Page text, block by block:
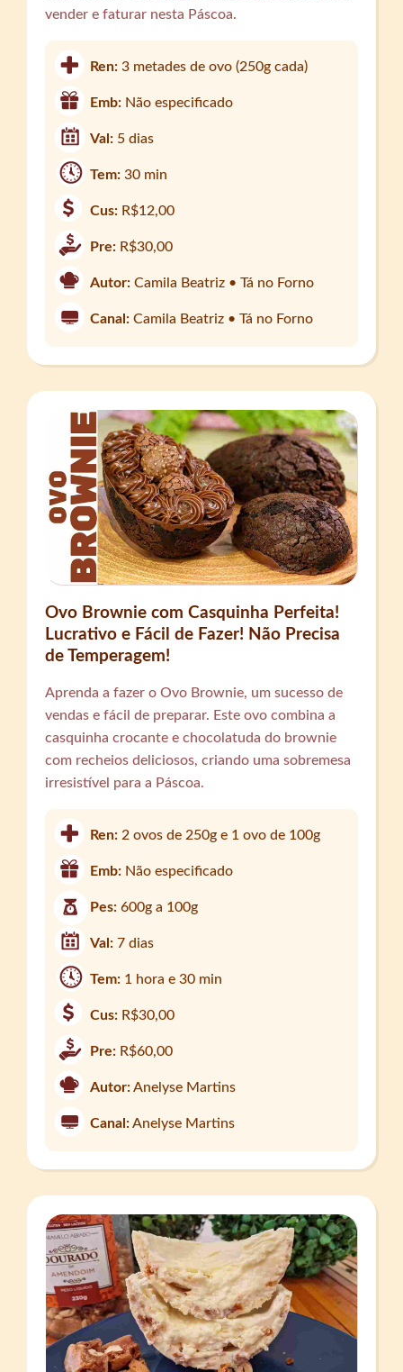
vender e faturar nesta Páscoa.
Ren:3 metades de ovo (250g cada)
Emb: Não especificado
Val: 5 dias
Tem:30 min
Cus: R$12,00
Pre: R$30,00
Autor: Camila Beatriz • Tá no Forno
Canal: Camila Beatriz • Tá no Forno
Ovo Brownie com Casquinha Perfeita!
Lucrativo e Fácil de Fazer! Não Precisa
de Temperagem!
Aprenda a fazer o Ovo Brownie, um sucesso de
vendas e fácil de preparar. Este ovo combina a
casquinha crocante e chocolatuda do brownie
com recheios deliciosos, criando uma sobremesa
irresistível para a Páscoa.
Ren: 2 ovos de 250g e 1 ovo de 100g
Emb: Não especificado
Pes:600g a 100g
Val:7 dias
Tem: 1 hora e 30 min
Cus: R$30,00
Pre: R$60,00
Autor:Anelyse Martins
Canal:Anelyse Martins